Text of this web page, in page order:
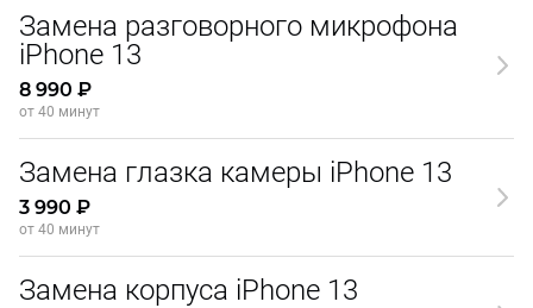
Замена разговорного микрофона
iPhone 13
8 990 ₽
от 40 минут
Замена глазка камеры iPhone 13
3 990 ₽
от 40 минут
Замена корпуса iPhone 13